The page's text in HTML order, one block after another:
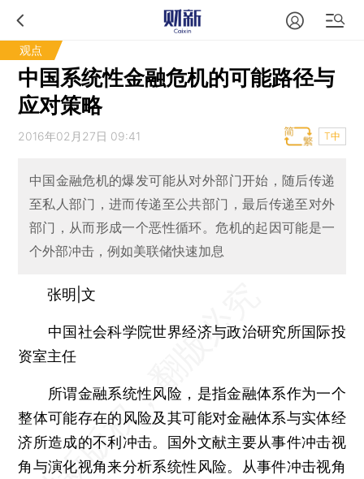
观点
中国系统性金融危机的可能路径与
应对策略
2016年02月27日 09:41 T中
中国金融危机的爆发可能从对外部门开始，随后传递
至私人部门，进而传递至公共部门，最后传递至对外
部门，从而形成一个恶性循环。危机的起因可能是一
个外部冲击，例如美联储快速加息
张明|文
中国社会科学院世界经济与政治研究所国际投
资室主任
所谓金融系统性风险，是指金融体系作为一个
整体可能存在的风险及其可能对金融体系与实体经
济所造成的不利冲击。国外文献主要从事件冲击视
角与演化视角来分析系统性风险。从事件冲击视角